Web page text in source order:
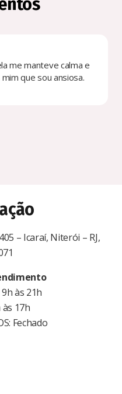
me manteve calma e
que sou ansiosa.
– Icaraí, Niterói – RJ,
9h às 21h
às 17h
Fechado